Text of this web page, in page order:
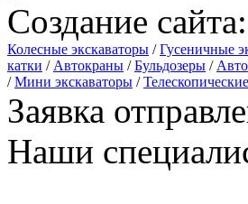
Создание сайта:
Колесные экскаваторы /Гусеничные
катки / Автокраны /Бульдозеры /
/Мини экскаваторы /
Заявка
Наши